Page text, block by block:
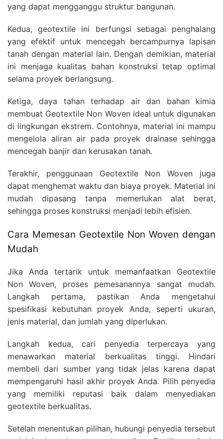
yang dapat mengganggu struktur bangunan.
Kedua, geotextile ini berfungsi sebagai penghalang
yang efektif untuk mencegah bercampurnya lapisan
tanah dengan material lain. Dengan demikian, material
ini menjaga kualitas bahan konstruksi tetap optimal
selama proyek berlangsung.
Ketiga, daya tahan terhadap air dan bahan kimia
membuat Geotextile Non Woven ideal untuk digunakan
di lingkungan ekstrem. Contohnya, material ini mampu
mengelola aliran air pada proyek drainase sehingga
mencegah banjir dan kerusakan tanah.
Terakhir, penggunaan Geotextile Non Woven juga
dapat menghemat waktu dan biaya proyek. Material ini
mudah dipasang tanpa memerlukan alat berat,
sehingga proses konstruksi menjadi lebih efisien.
Cara Memesan Geotextile Non Woven dengan
Mudah
Jika Anda tertarik untuk memanfaatkan Geotextile
Non Woven, proses pemesanannya sangat mudah.
Langkah pertama, pastikan Anda mengetahui
spesifikasi kebutuhan proyek Anda, seperti ukuran,
jenis material, dan jumlah yang diperlukan.
Langkah kedua, cari penyedia terpercaya yang
menawarkan material berkualitas tinggi. Hindari
membeli dari sumber yang tidak jelas karena dapat
mempengaruhi hasil akhir proyek Anda. Pilih penyedia
yang memiliki reputasi baik dalam menyediakan
geotextile berkualitas.
Setelah menentukan pilihan, hubungi penyedia tersebut